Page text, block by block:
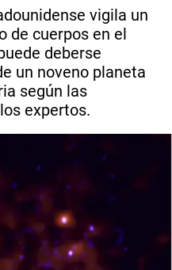
vigila un
de cuerpos en el
deberse
un noveno planeta
según las
expertos.